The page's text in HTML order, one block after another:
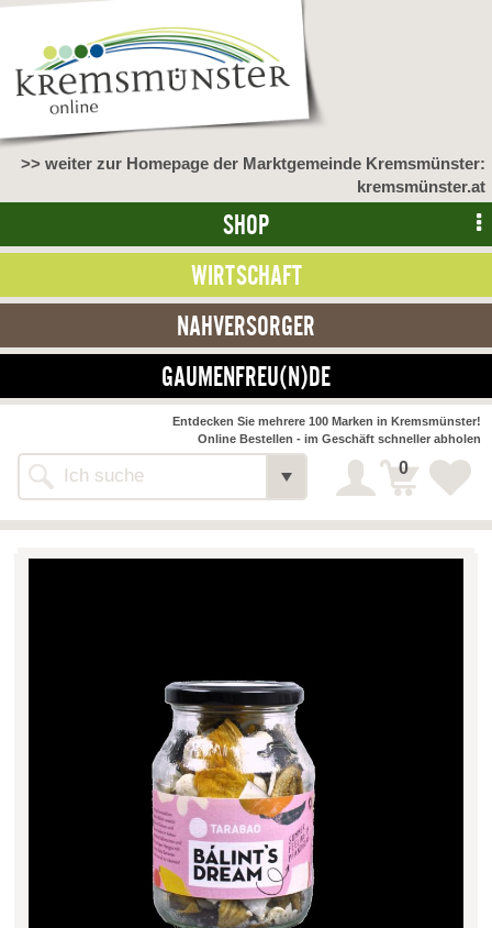
>> weiter zur Homepage der Marktgemeinde Kremsmünster:
kremsmünster.at
SHOP
WIRTSCHAFT
NAHVERSORGER
GAUMENFREU(N)DE
Alle Webseiten
Entdecken Sie mehrere 100 Marken in Kremsmünster!
Online Bestellen - im Geschäft schneller abholen
0
NAHVERSORGER
>> Bauernmarkt << Detail
Bäckerei-Konditorei-Café
Kuglbauer - Familie Bischof Detail
La Toscana Anita Wolf e.U. Detail
Söllradls Naturkostladen Detail
Stiftsgärtnerei Detail
Weinkellerei Stift
Kremsmünster
Detail
Detail